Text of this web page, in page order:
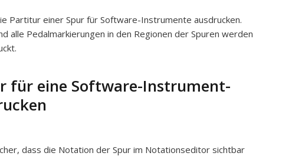
Partitur einer Spur für Software-Instrumente ausdrucken.
alle Pedalmarkierungen in den Regionen der Spuren werden
für eine Software-Instrument-
dass die Notation der Spur im Notationseditor sichtbar